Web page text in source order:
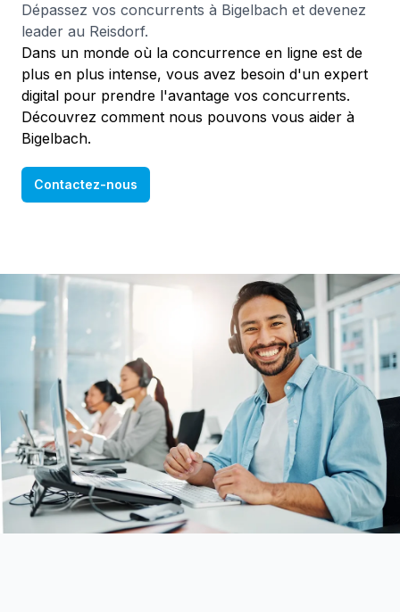
Dépassez vos concurrents à Bigelbach et devenez
leader au Reisdorf.
Dans un monde où la concurrence en ligne est de
plus en plus intense, vous avez besoin d'un expert
digital pour prendre l'avantage vos concurrents.
Découvrez comment nous pouvons vous aider à
Bigelbach.
Contactez-nous